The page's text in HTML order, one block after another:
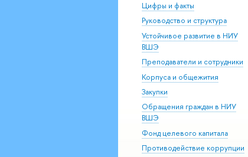
Цифры и факты
Руководство и структура
Устойчивое развитие в НИУ
ВШЭ
Преподаватели и сотрудники
Корпуса и общежития
Закупки
Обращения граждан в НИУ
ВШЭ
Фонд целевого капитала
Противодействие коррупции